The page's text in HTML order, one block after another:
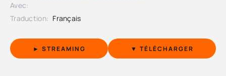
► STREAMING ▼ TÉLÉCHARGER
Avec:
Traduction: Français